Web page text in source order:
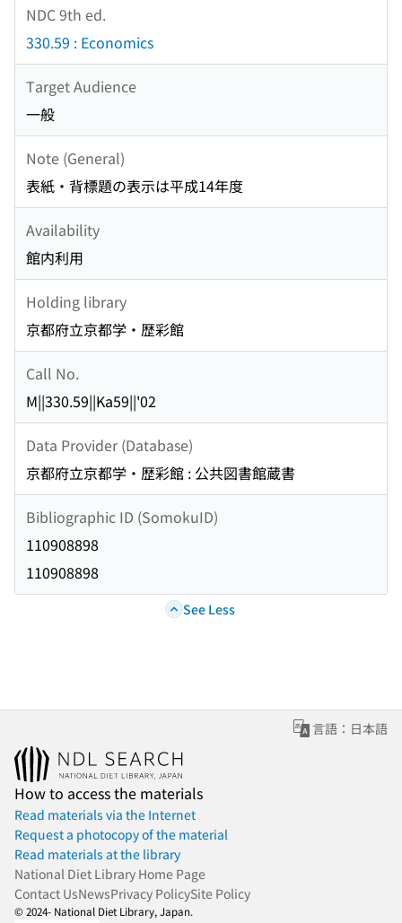
NDC 9th ed.
330.59 : Economics
Target Audience
一般
Note (General)
表紙・背標題の表示は平成14年度
Availability
館内利用
Holding library
京都府立京都学・歴彩館
Call No.
M||330.59||Ka59||'02
Data Provider (Database)
京都府立京都学・歴彩館 : 公共図書館蔵書
Bibliographic ID (SomokuID)
110908898
110908898
See Less
言語：日本語
How to access the materials
Read materials via the Internet
Request a photocopy of the material
Read materials at the library
National Diet Library Home Page
Contact UsNewsPrivacy PolicySite Policy
© 2024- National Diet Library, Japan.